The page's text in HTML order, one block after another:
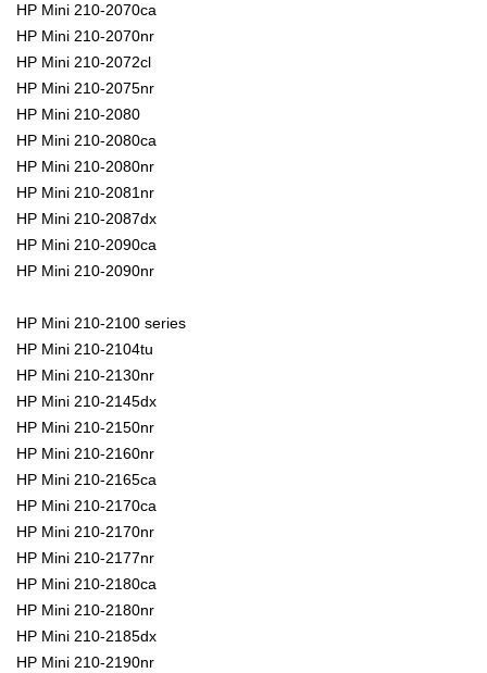
HP Mini 210-2070ca
HP Mini 210-2070nr
HP Mini 210-2072cl
HP Mini 210-2075nr
HP Mini 210-2080
HP Mini 210-2080ca
HP Mini 210-2080nr
HP Mini 210-2081nr
HP Mini 210-2087dx
HP Mini 210-2090ca
HP Mini 210-2090nr
HP Mini 210-2100 series
HP Mini 210-2104tu
HP Mini 210-2130nr
HP Mini 210-2145dx
HP Mini 210-2150nr
HP Mini 210-2160nr
HP Mini 210-2165ca
HP Mini 210-2170ca
HP Mini 210-2170nr
HP Mini 210-2177nr
HP Mini 210-2180ca
HP Mini 210-2180nr
HP Mini 210-2185dx
HP Mini 210-2190nr